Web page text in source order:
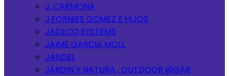
J. CARMONA
J.FORNIES GOMEZ E HIJOS
JADECO SYSTEMS
JAIME GARCIA MOLL
JANDEL
JARDIN Y NATURA , OUTDOOR @GAR